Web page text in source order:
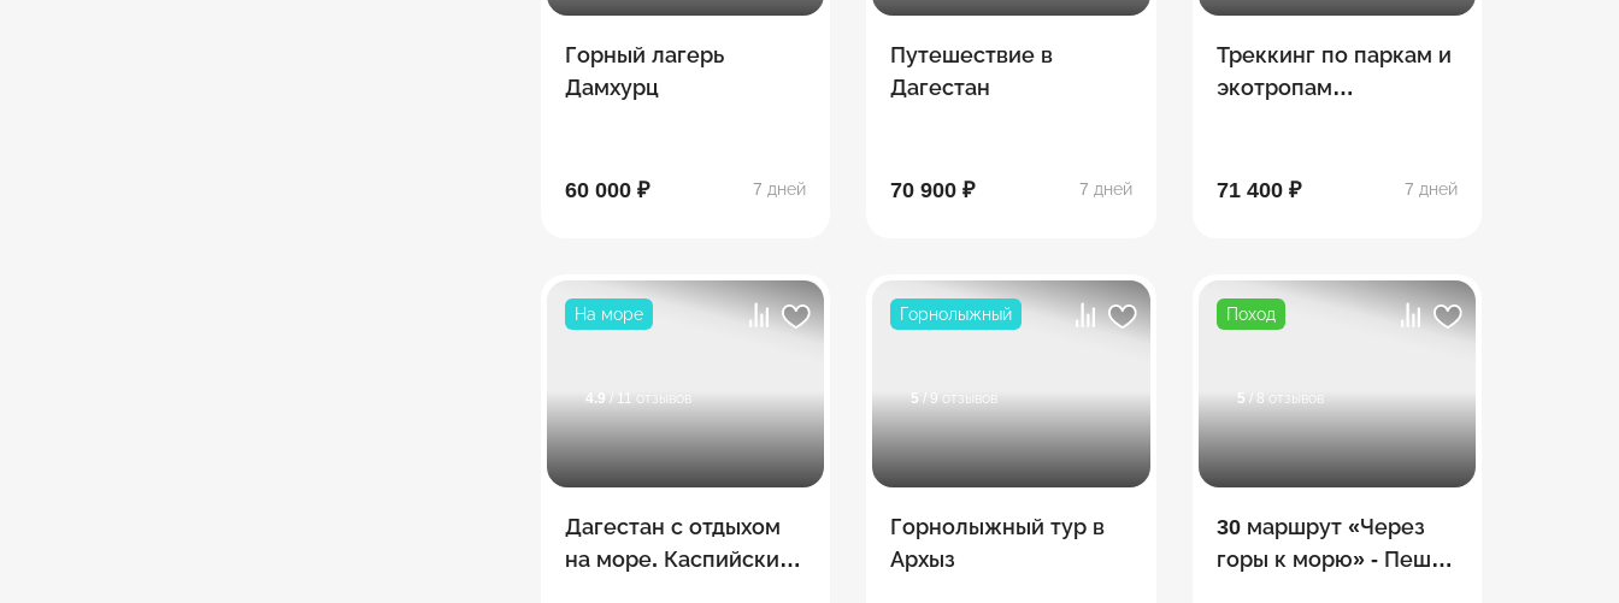
Горный лагерь
Дамхурц
60 000 ₽ 7 дней
Путешествие в
Дагестан
70 900 ₽ 7 дней
Треккинг по паркам и
экотропам
71 400 ₽
7 дней
На море
4.9 / 11 отзывов
Дагестан с отдыхом
на море. Каспийские
Горнолыжный
5 / 9 отзывов
Горнолыжный тур в
Архыз
Поход
5 / 8 отзывов
30 маршрут «Через
горы к морю» - Пеший